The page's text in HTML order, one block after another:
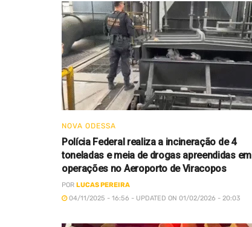
NOVA ODESSA
Polícia Federal realiza a incineração de 4
toneladas e meia de drogas apreendidas em
operações no Aeroporto de Viracopos
POR LUCAS PEREIRA
04/11/2025 - 16:56 - UPDATED ON 01/02/2026 - 20:03